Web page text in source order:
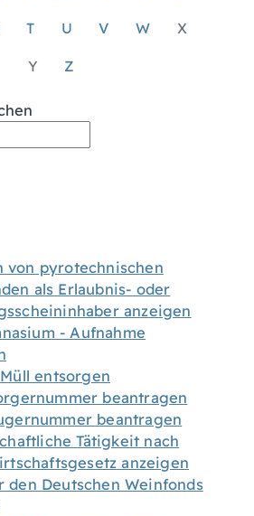
T U V W X
Y Z
von pyrotechnischen
als Erlaubnis- oder
anzeigen
- Aufnahme
entsorgen
beantragen
beantragen
Tätigkeit nach
anzeigen
den Deutschen Weinfonds